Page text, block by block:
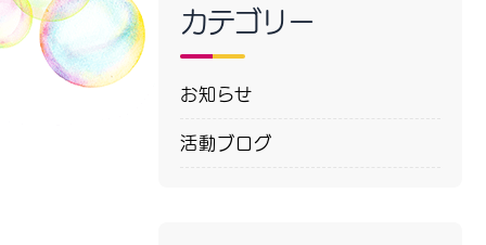
カテゴリー
お知らせ
活動ブログ